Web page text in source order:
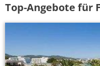
Top-Angebote für